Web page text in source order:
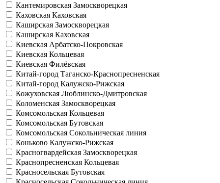
Кантемировская Замоскворецкая
Каховская Каховская
Каширская Замоскворецкая
Каширская Каховская
Киевская Арбатско-Покровская
Киевская Кольцевая
Киевская Филёвская
Китай-город Таганско-Краснопресненская
Китай-город Калужско-Рижская
Кожуховская Люблинско-Дмитровская
Коломенская Замоскворецкая
Комсомольская Кольцевая
Комсомольская Бутовская
Комсомольская Сокольническая линия
Коньково Калужско-Рижская
Красногвардейская Замоскворецкая
Краснопресненская Кольцевая
Красносельская Бутовская